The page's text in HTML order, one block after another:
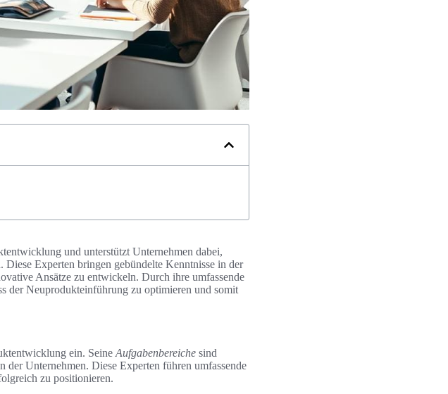
und unterstützt Unternehmen dabei,
Experten bringen gebündelte Kenntnisse in der
Ansätze zu entwickeln. Durch ihre umfassende
der Neuprodukteinführung zu optimieren und somit
ein. Seine Aufgabenbereiche sind
Unternehmen. Diese Experten führen umfassende
zu positionieren.